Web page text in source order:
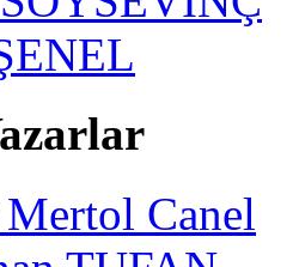
Canel